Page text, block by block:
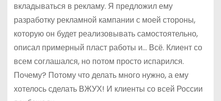
вкладываться в рекламу. Я предложил ему
разработку рекламной кампании с моей стороны,
которую он будет реализовывать самостоятельно,
описал примерный пласт работы и… Всё. Клиент со
всем соглашался, но потом просто испарился.
Почему? Потому что делать много нужно, а ему
хотелось сделать ВЖУХ! И клиенты со всей России